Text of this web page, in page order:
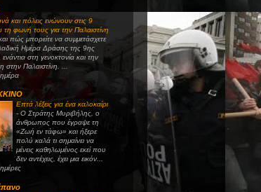
και πόλεις ενώνουν στις 9
φωνή τους για την Παλαιστίνη
πώς μπορείτε να συμμετάσχετε
Ημέρα Δράσης της 9ης
στη γενοκτονία και την
στην Παλαιστίνη. ...
Επτά λέξεις για ένα καλοκαίρι
- Ο Στράτης Μυριβήλης, ο
άνθρωπος που έγραψε τη
«Ζωή εν τάφω» και ήξερε
πολύ καλά τι σημαίνει να
μένεις καθηλωμένος εκεί που
δεν αντέχεις, έχει μια εικόν...